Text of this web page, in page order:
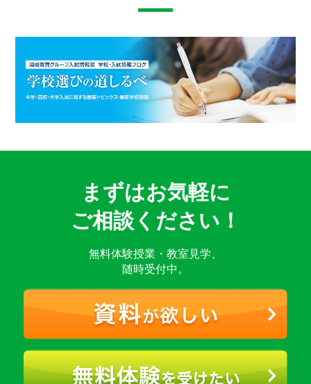
まずはお気軽に
ご相談ください！
無料体験授業・教室見学、
随時受付中。